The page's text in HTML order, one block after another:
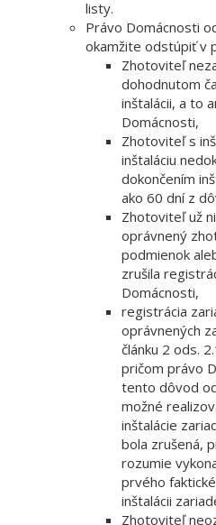
listy.
Právo Domácnosti
okamžite odstúpiť v
Zhotoviteľ
dohodnutom
inštalácii, a to
Domácnosti,
Zhotoviteľ s
inštaláciu
dokončením
ako 60 dní z
Zhotoviteľ už
oprávnený
podmienok
zrušila
Domácnosti,
registrácia
oprávnených
článku 2 ods.
pričom právo
tento dôvod
možné
inštalácie
bola zrušená,
rozumie
prvého
inštalácii
Zhotoviteľ